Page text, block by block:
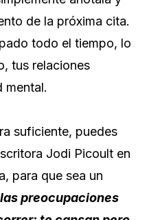
de la próxima cita.
todo el tiempo, lo
tus relaciones
mental.
suficiente, puedes
Jodi Picoult en
para que sea un
las preocupaciones